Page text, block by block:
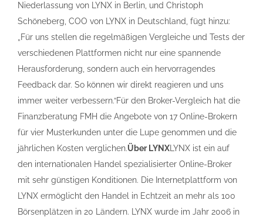
Niederlassung von LYNX in Berlin, und Christoph
Schöneberg, COO von LYNX in Deutschland, fügt hinzu:
„Für uns stellen die regelmäßigen Vergleiche und Tests der
verschiedenen Plattformen nicht nur eine spannende
Herausforderung, sondern auch ein hervorragendes
Feedback dar. So können wir direkt reagieren und uns
immer weiter verbessern.“Für den Broker-Vergleich hat die
Finanzberatung FMH die Angebote von 17 Online-Brokern
für vier Musterkunden unter die Lupe genommen und die
jährlichen Kosten verglichen.Über LYNX LYNX ist ein auf
den internationalen Handel spezialisierter Online-Broker
mit sehr günstigen Konditionen. Die Internetplattform von
LYNX ermöglicht den Handel in Echtzeit an mehr als 100
Börsenplätzen in 20 Ländern. LYNX wurde im Jahr 2006 in